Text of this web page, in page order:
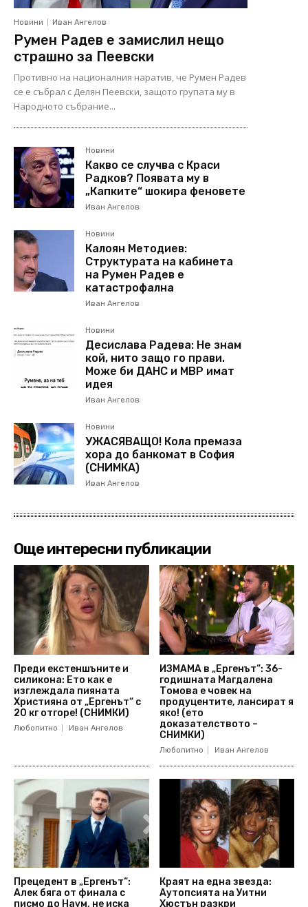
Новини Иван Ангелов
Румен Радев е замислил нещо
страшно за Пеевски
Противно на националния наратив, че Румен Радев
се е събрал с Делян Пеевски, защото групата му в
Народното събрание...
Новини
Какво се случва с Краси
Радков? Появата му в
„Капките“ шокира феновете
Иван Ангелов
Новини
Калоян Методиев:
Структурата на кабинета
на Румен Радев е
катастрофална
Иван Ангелов
Новини
Десислава Радева: Не знам
кой, нито защо го прави.
Може би ДАНС и МВР имат
идея
Иван Ангелов
Новини
УЖАСЯВАЩО! Кола премаза
хора до банкомат в София
(СНИМКА)
Иван Ангелов
Още интересни публикации
Преди екстеншъните и
силикона: Ето как е
изглеждала пияната
Християна от „Ергенът“ с
20 кг отгоре! (СНИМКИ)
Любопитно Иван Ангелов
ИЗМАМА в „Ергенът“: 36-
годишната Магдалена
Томова е човек на
продуцентите, лансират я
яко! (ето
доказателството –
СНИМКИ)
Любопитно Иван Ангелов
Прецедент в „Ергенът“:
Алек бяга от финала с
писмо до Наум, не иска
Краят на една звезда:
Аутопсията на Уитни
Хюстън разкри